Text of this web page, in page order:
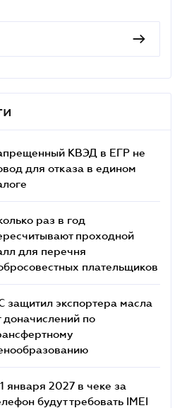
КВЭД в ЕГР не
для отказа в едином
раз в год
проходной
для перечня
плательщиков
защитил экспортера масла
доначислений по
января 2027 в чеке за
будут требовать IMEI